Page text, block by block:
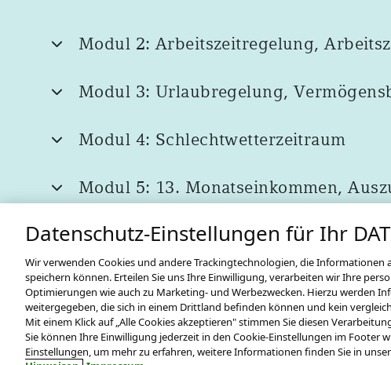
1.5 Mustermandant
2. Sozialkassenverfahren
Modul 1: Aufgaben zu Kapitel 2.1
2.2 Beitragsmeldung und Abführung
Modul 1: Aufgaben zu Kapitel 2.2Test
Modul 2: Arbeitszeitregelung,
Modul 3: Urlaubregelung,
Modul 4: Schlechtwetterzeitraum
Modul 5: 13. Monatseinkommen,
Zurück zur vorherigen Ansicht
Sie sind nicht eingeloggt.(Anmelden)
© 2026 DATEV eG
Datenschutz-Einstellungen für Ihr
Wir verwenden Cookies und andere Trackingtechnologien, die Informationen
speichern können. Erteilen Sie uns Ihre Einwilligung, verarbeiten wir Ihre
Optimierungen wie auch zu Marketing- und Werbezwecken. Hierzu werden
weitergegeben, die sich in einem Drittland befinden können und kein
Mit einem Klick auf „Alle Cookies akzeptieren" stimmen Sie diesen
Sie können Ihre Einwilligung jederzeit in den Cookie-Einstellungen im Footer
Einstellungen, um mehr zu erfahren, weitere Informationen finden Sie in